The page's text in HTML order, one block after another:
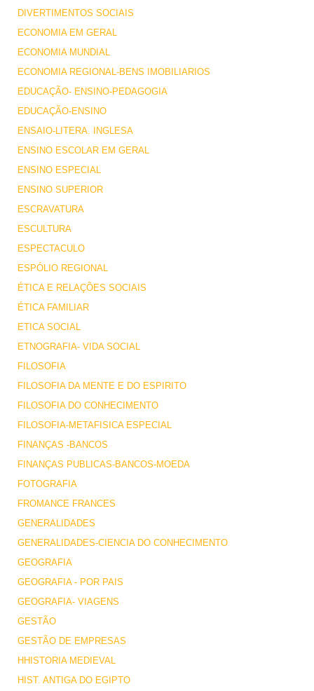
DIVERTIMENTOS SOCIAIS
ECONOMIA EM GERAL
ECONOMIA MUNDIAL
ECONOMIA REGIONAL-BENS IMOBILIARIOS
EDUCAÇÃO- ENSINO-PEDAGOGIA
EDUCAÇÃO-ENSINO
ENSAIO-LITERA. INGLESA
ENSINO ESCOLAR EM GERAL
ENSINO ESPECIAL
ENSINO SUPERIOR
ESCRAVATURA
ESCULTURA
ESPECTACULO
ESPÓLIO REGIONAL
ÉTICA E RELAÇÕES SOCIAIS
ÉTICA FAMILIAR
ETICA SOCIAL
ETNOGRAFIA- VIDA SOCIAL
FILOSOFIA
FILOSOFIA DA MENTE E DO ESPIRITO
FILOSOFIA DO CONHECIMENTO
FILOSOFIA-METAFISICA ESPECIAL
FINANÇAS -BANCOS
FINANÇAS PUBLICAS-BANCOS-MOEDA
FOTOGRAFIA
FROMANCE FRANCES
GENERALIDADES
GENERALIDADES-CIENCIA DO CONHECIMENTO
GEOGRAFIA
GEOGRAFIA - POR PAIS
GEOGRAFIA- VIAGENS
GESTÃO
GESTÃO DE EMPRESAS
HHISTORIA MEDIEVAL
HIST. ANTIGA DO EGIPTO